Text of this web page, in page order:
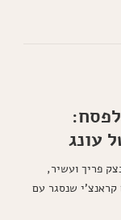
עונג
פריך ועשיר,
קראנצ'י שנסגר עם